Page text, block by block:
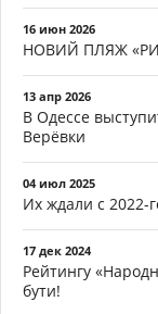
16 июн 2026
НОВИЙ ПЛЯЖ
13 апр 2026
В Одессе
Верёвки
04 июл 2025
Их ждали с
17 дек 2024
Рейтингу
бути!